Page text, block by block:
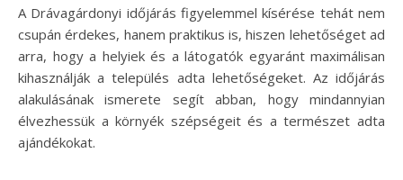
A Drávagárdonyi időjárás figyelemmel kísérése tehát nem
csupán érdekes, hanem praktikus is, hiszen lehetőséget ad
arra, hogy a helyiek és a látogatók egyaránt maximálisan
kihasználják a település adta lehetőségeket. Az időjárás
alakulásának ismerete segít abban, hogy mindannyian
élvezhessük a környék szépségeit és a természet adta
ajándékokat.